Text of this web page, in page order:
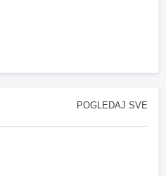
POGLEDAJ SVE